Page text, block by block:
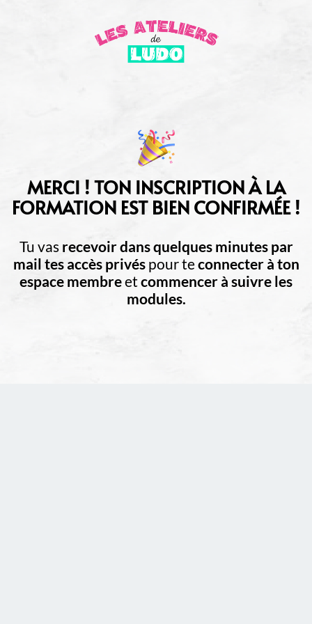
MERCI ! TON INSCRIPTION À LA
FORMATION EST BIEN CONFIRMÉE !
Tu vas recevoir dans quelques minutes par
mail tes accès privéspour teconnecter à ton
espace membreet commencer à suivre les
modules.